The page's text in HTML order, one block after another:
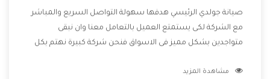
صيانة جولدي الرئيسي هدفها سهولة التواصل السريع والمباشر
مع الشركة لكى يستمتع العميل بالتعامل معنا وان نبقى
متواجدين بشكل مميز فى الاسواق فنحن شركة كبيرة نهتم بكل
الشركة بها والتى تكون منها خدمة الصيانة التى تكون من أهم
مشاهدة المزيد